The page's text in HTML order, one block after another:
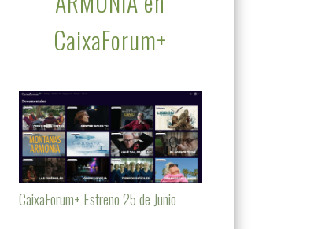
CaixaForum+
CaixaForum+ Estreno 25 de Junio